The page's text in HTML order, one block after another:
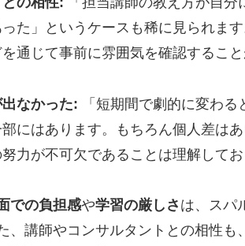
た」というケースも稀に見られま
通じて事前に雰囲気を確認すること
なかった: 「短期間で劇的に変わ
にはあります。もちろん個人差は
力が不可欠であることは理解してお
での負担感や学習の厳しさ は、スパ
、講師やコンサルタントとの相性も